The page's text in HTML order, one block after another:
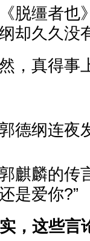
脱缰者也
却久久没
，真得事
德纲连夜
麒麟的传
是爱你?”
，这些言